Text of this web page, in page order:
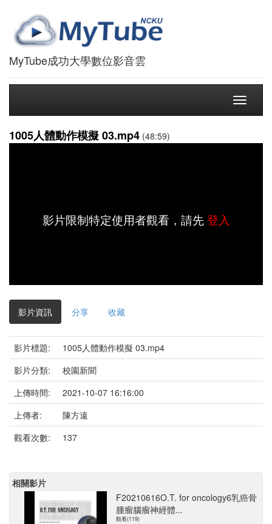
MyTube成功大學數位影音雲
Toggle
1005人體動作模擬 03.mp4 (48:59)
影片限制特定使用者觀看，請先登入
影片資訊 分享 收藏
影片標題:
1005人體動作模擬 03.mp4
影片分類:
校園新聞
上傳時間:
2021-10-07 16:16:00
上傳者:
陳方遠
觀看次數:
137
相關影片
F20210616O.T. for oncology6乳癌骨
腫瘤腦瘤神經體...
觀看(119)